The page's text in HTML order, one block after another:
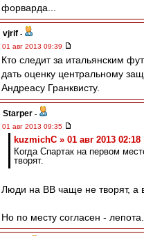
форварда...
vjrif -
01 авг 2013 09:39
Кто следит за итальянским
дать оценку центральному
Андреасу Гранквисту.
Starper -
01 авг 2013 09:35
kuzmichC » 01 авг 2013 02:18
Когда Спартак на первом
творят.
Люди на ВВ чаще не творят, а
Но по месту согласен - лепота.